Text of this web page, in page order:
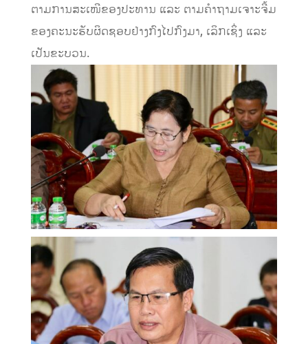
ຕາມການສະເໜີຂອງປະທານ ແລະ ຕາມຄໍາຖາມເຈາະຈີ້ມ
ຂອງຄະນະຮັບຜິດຊອບຢ່າງກົງໄປກົງມາ, ເລິກເຊິ່ງ ແລະ
ເປັນຂະບວນ.